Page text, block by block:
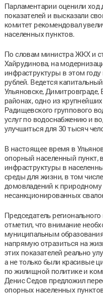
Парламентарии оценили
показателей и высказали
комитет рекомендовал
населенных пунктов.
По словам министра ЖКХ и
Хайрудинова, на
инфраструктуры в этом
рублей. Ведется
Ульяновске,
районах, одно из
Радищевского группового
услуг по водоснабжению и
улучшиться для 30 тысяч
В настоящее время в
опорный населенный пункт,
инфраструктуры в
среды для жизни, в том
домовладений к природному
несанкционированных
Председатель
отметил, что внимание
муниципальным
напрямую отразиться на
этих показателей реально
а не только были красивые
по жилищной политике и
Денис Седов предложил
опорных населенных